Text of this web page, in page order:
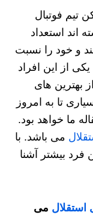
تیم فوتبال
اند استعداد
و خود را نسبت
از این افراد
بهترین های
تا به امروز
ما خواهد بود.
می باشد. با
فرد بیشتر آشنا
می